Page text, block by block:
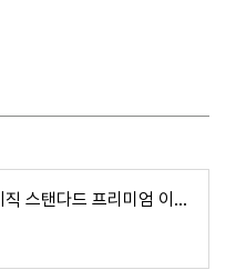
티빙 요금제 베이직 스탠다드 프리미엄 이용권 비교 Tving 한 달 무료 OTT 공유 사이트